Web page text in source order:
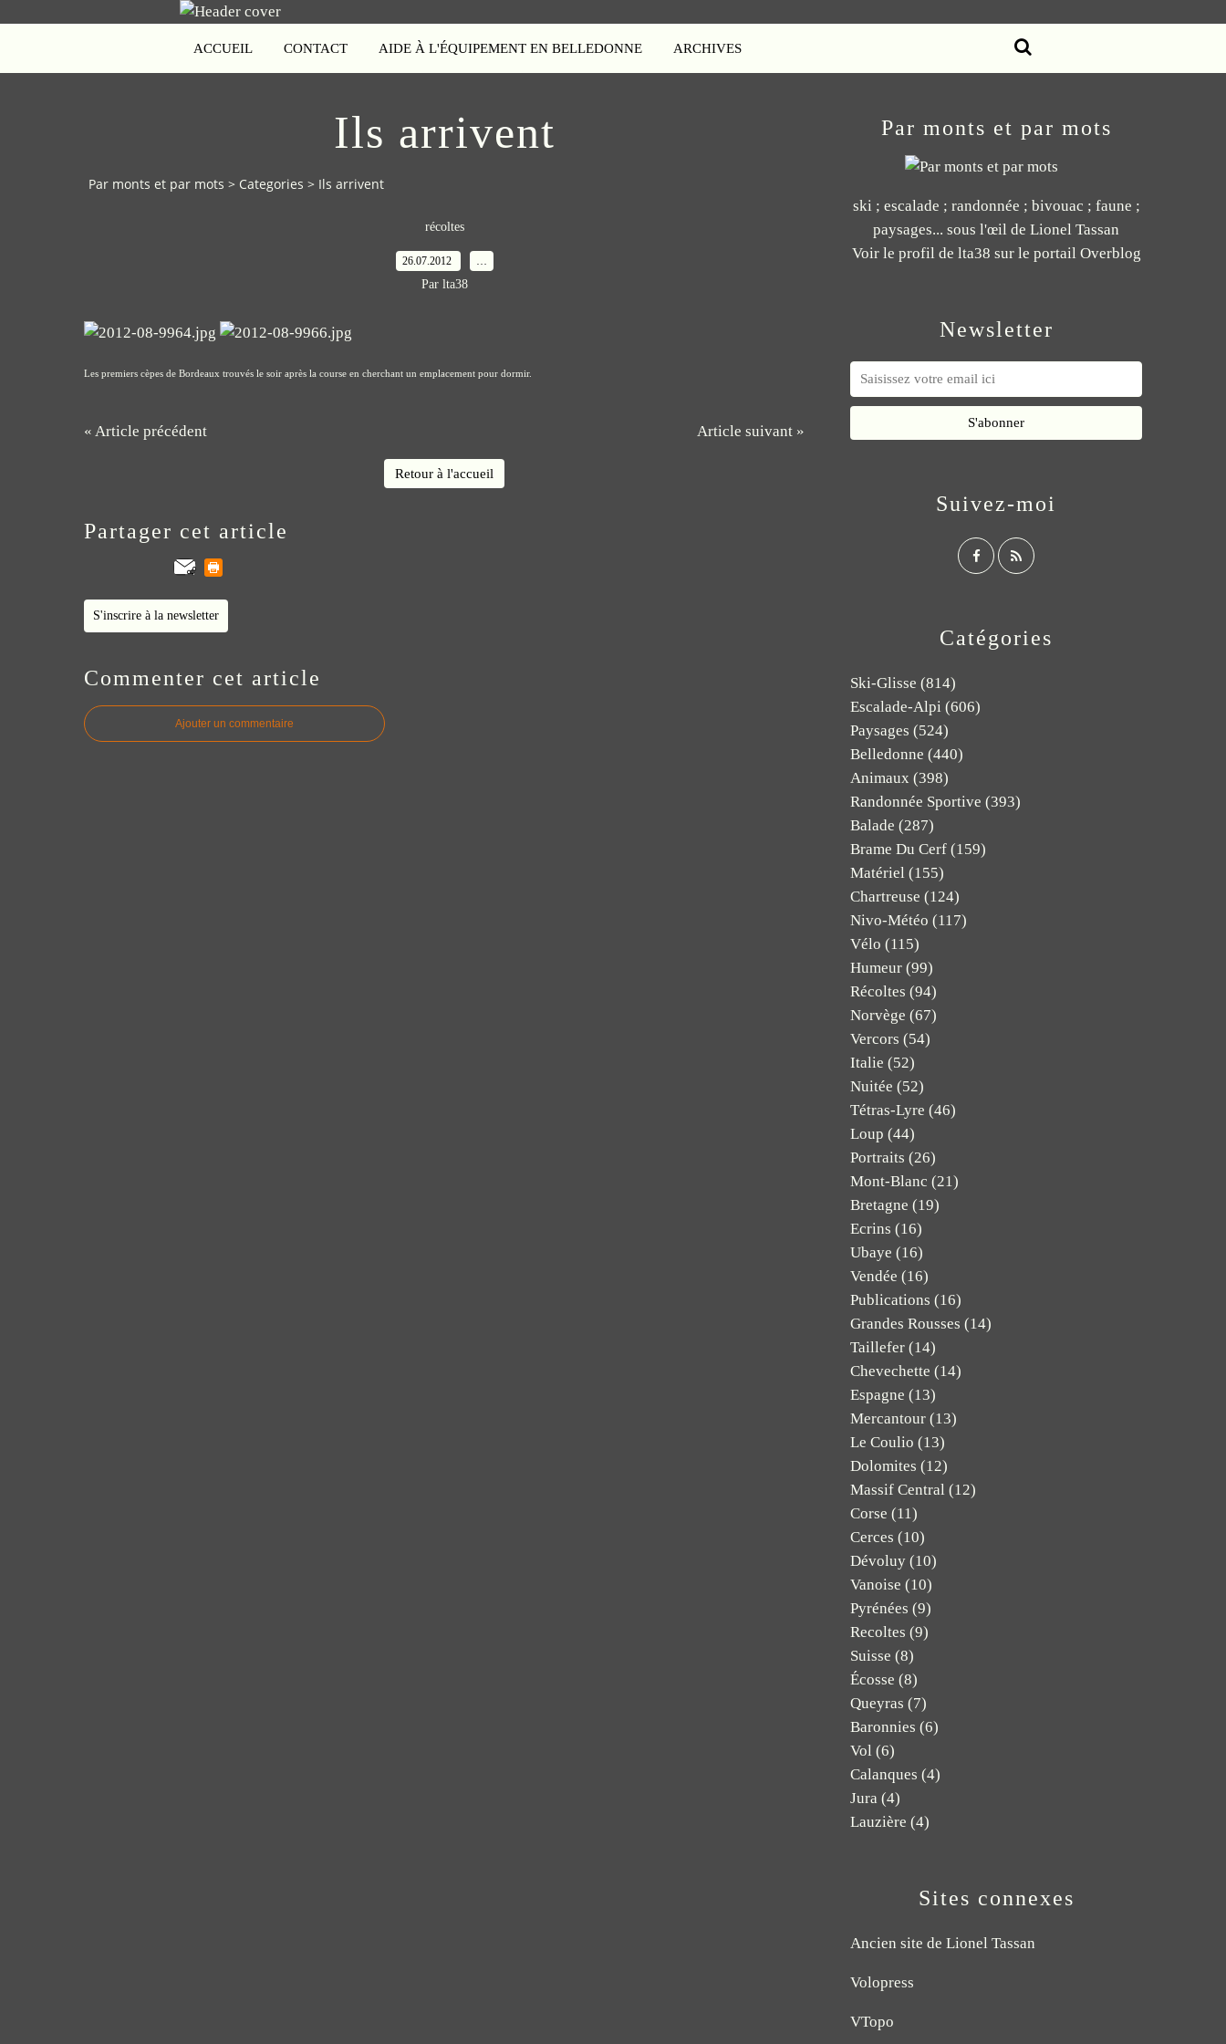
ACCUEIL CONTACT AIDE À L'ÉQUIPEMENT EN BELLEDONNE ARCHIVES
Ils arrivent
Par monts et par mots > Categories > Ils arrivent
récoltes
26.07.2012
Par lta38
Les premiers cèpes de Bordeaux trouvés le soir après la course en cherchant un emplacement pour dormir.
« Article précédent Article suivant »
Retour à l'accueil
Partager cet article
S'inscrire à la newsletter
Commenter cet article
Ajouter un commentaire
Newsletter
Catégories
Ski-Glisse (814)
Escalade-Alpi (606)
Paysages (524)
Belledonne (440)
Animaux (398)
Randonnée Sportive (393)
Balade (287)
Brame Du Cerf (159)
Matériel (155)
Chartreuse (124)
Nivo-Météo (117)
Vélo (115)
Humeur (99)
Récoltes (94)
Norvège (67)
Vercors (54)
Italie (52)
Nuitée (52)
Tétras-Lyre (46)
Loup (44)
Portraits (26)
Mont-Blanc (21)
Bretagne (19)
Ecrins (16)
Ubaye (16)
Vendée (16)
Publications (16)
Grandes Rousses (14)
Taillefer (14)
Chevechette (14)
Espagne (13)
Mercantour (13)
Le Coulio (13)
Dolomites (12)
Massif Central (12)
Corse (11)
Cerces (10)
Dévoluy (10)
Vanoise (10)
Pyrénées (9)
Recoltes (9)
Suisse (8)
Écosse (8)
Queyras (7)
Baronnies (6)
Vol (6)
Calanques (4)
Jura (4)
Lauzière (4)
Par monts et par mots
ski ; escalade ; randonnée ; bivouac ; faune ;
paysages... sous l'œil de Lionel Tassan
Voir le profil de lta38 sur le portail Overblog
Suivez-moi
Sites connexes
Ancien site de Lionel Tassan
Volopress
VTopo